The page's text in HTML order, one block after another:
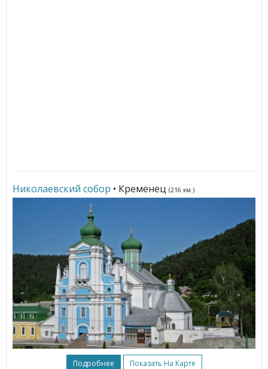
Николаевский собор • Кременец (216 км.)
Подробнее Показать На Карте